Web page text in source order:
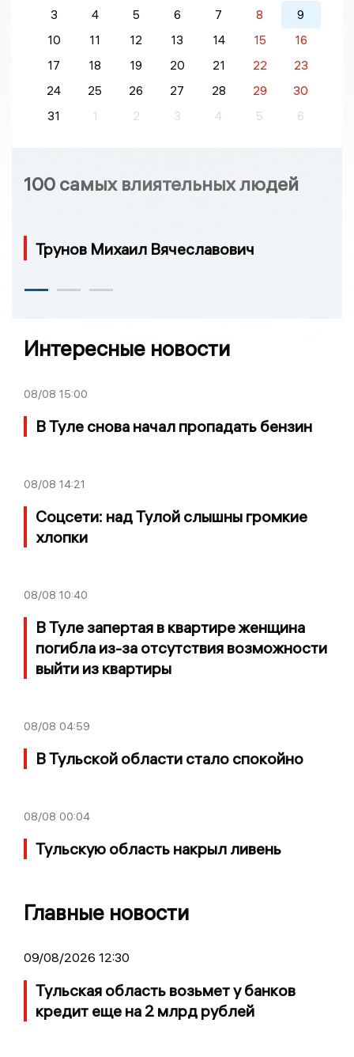
3
4 5 6 7 8
9
10
11 12 13 14 15
16
17
18 19 20 21 22
23
24
25 26 27 28 29
30
31
1 2 3 4 5 6
100 самых влиятельных людей
Трунов Михаил Вячеславович
Интересные новости
08/08 15:00
В Туле снова начал пропадать бензин
08/08 14:21
Соцсети: над Тулой слышны громкие
хлопки
08/08 10:40
В Туле запертая в квартире женщина
погибла из-за отсутствия возможности
выйти из квартиры
08/08 04:59
В Тульской области стало спокойно
08/08 00:04
Тульскую область накрыл ливень
Главные новости
09/08/2026 12:30
Тульская область возьмет у банков
кредит еще на 2 млрд рублей